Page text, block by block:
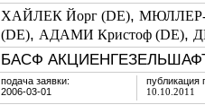
ХАЙЛЕК Йорг (DE), МЮЛЛЕР-
(DE), АДАМИ Кристоф (DE),
БАСФ
подача заявки:
2006-03-01
публикация
10.10.2011